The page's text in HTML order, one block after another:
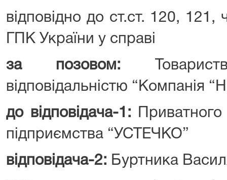
відповідно до ст.ст. 120,
ГПК України у справі
за позовом:
відповідальністю “Компанія
до відповідача-1:
підприємства “УСТЕЧКО”
відповідача-2: Буртника